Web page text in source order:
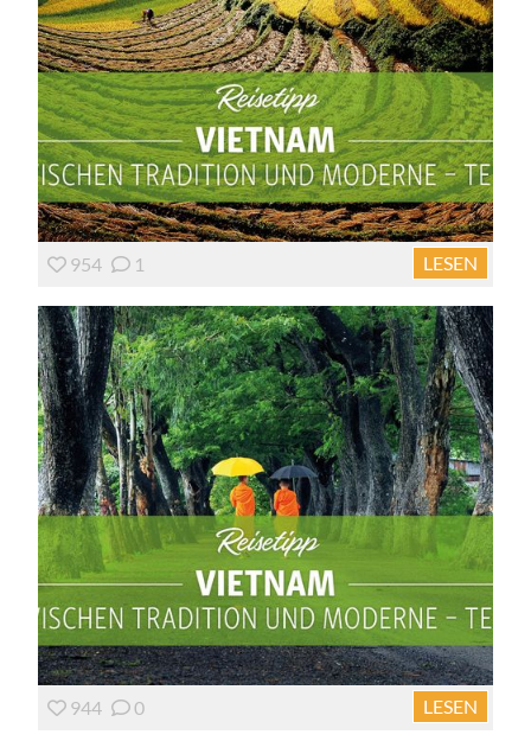
954 1 LESEN
944 0 LESEN